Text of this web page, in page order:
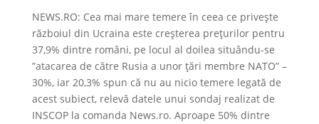
NEWS.RO: Cea mai mare temere în ceea ce priveşte
războiul din Ucraina este creşterea preţurilor pentru
37,9% dintre români, pe locul al doilea situându-se
”atacarea de către Rusia a unor ţări membre NATO” –
30%, iar 20,3% spun că nu au nicio temere legată de
acest subiect, relevă datele unui sondaj realizat de
INSCOP la comanda News.ro. Aproape 50% dintre